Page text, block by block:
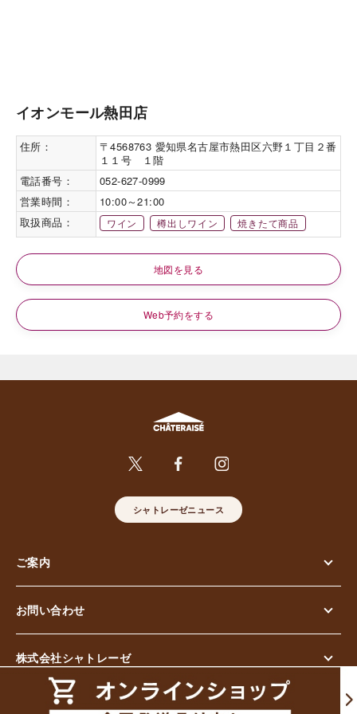
イオンモール熱田店
住所：
〒4568763 愛知県名古屋市熱田区六野１丁目２番
１１号 １階
電話番号：
052-627-0999
営業時間：
10:00～21:00
取扱商品：
ワイン 樽出しワイン 焼きたて商品
地図を見る
Web予約をする
シャトレーゼニュース
ご案内
お問い合わせ
株式会社シャトレーゼ
© Chateraise Co.,Ltd. All Rights Reserved.